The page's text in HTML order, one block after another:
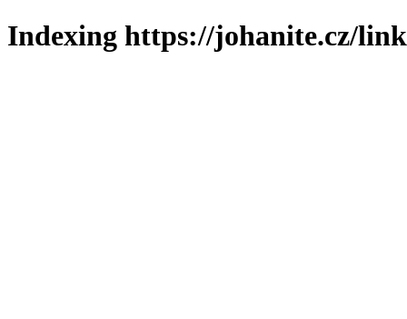
Indexing https://johanite.cz/